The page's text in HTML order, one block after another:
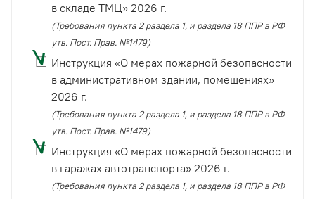
в складе ТМЦ» 2026 г.
(Требования пункта 2 раздела 1, и раздела 18 ППР в РФ
утв. Пост. Прав. №1479)
Инструкция «О мерах пожарной безопасности
в административном здании, помещениях»
2026 г.
(Требования пункта 2 раздела 1, и раздела 18 ППР в РФ
утв. Пост. Прав. №1479)
Инструкция «О мерах пожарной безопасности
в гаражах автотранспорта» 2026 г.
(Требования пункта 2 раздела 1, и раздела 18 ППР в РФ